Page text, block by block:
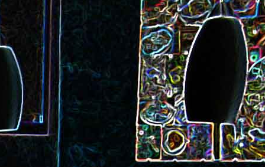
et aux Cookie géant aux pépites de
chocolat et au miel